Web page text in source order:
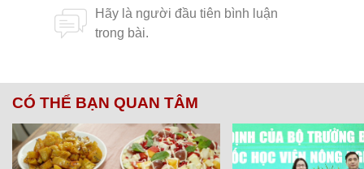
CÓ THỂ BẠN QUAN TÂM